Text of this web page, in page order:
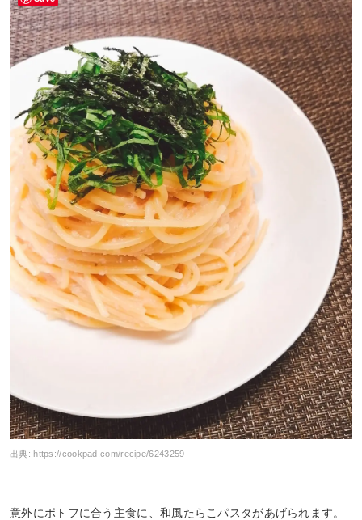
出典:https://cookpad.com/recipe/6243259
意外にポトフに合う主食に、和風たらこパスタがあげられます。